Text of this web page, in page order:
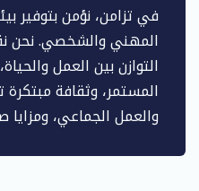
في تزامن، نؤمن بتوفير
المهني والشخصي. نحن
التوازن بين العمل
المستمر، وثقافة
والعمل الجماعي،